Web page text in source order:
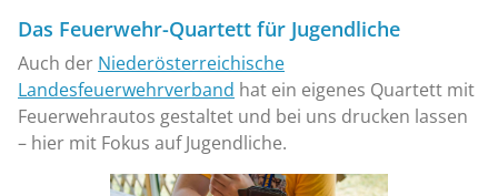
Das Feuerwehr-Quartett für Jugendliche
Auch der Niederösterreichische
Landesfeuerwehrverband hat ein eigenes Quartett mit
Feuerwehrautos gestaltet und bei uns drucken lassen
– hier mit Fokus auf Jugendliche.